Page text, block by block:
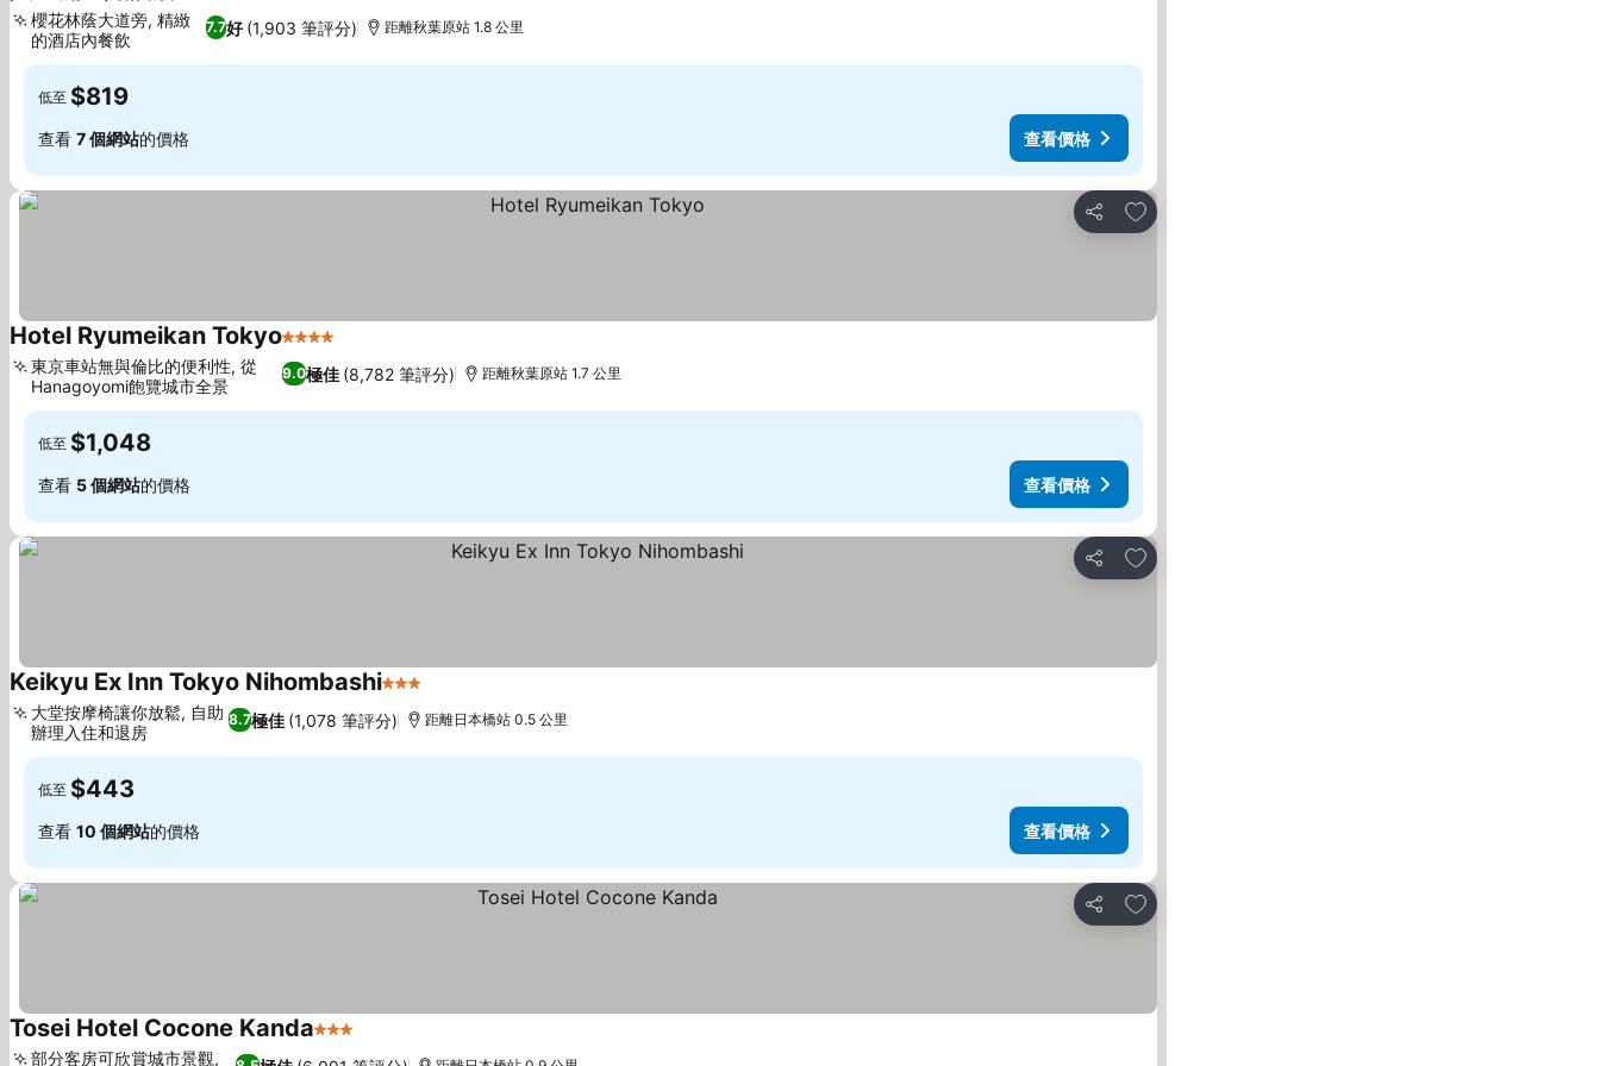
7.7好 (1,903 筆評分)
櫻花林蔭大道旁, 精緻
的酒店內餐飲
距離秋葉原站 1.8 公里
低至 $819
查看 7 個網站的價格 查看價格
分享
放到收藏夾
Hotel Ryumeikan Tokyo4 星級
9.0極佳 (8,782 筆評分)
東京車站無與倫比的便利性, 從
Hanagoyomi飽覽城市全景
距離秋葉原站 1.7 公里
低至 $1,048
查看 5 個網站的價格 查看價格
分享
放到收藏夾
Keikyu Ex Inn Tokyo Nihombashi3 星級
8.7極佳 (1,078 筆評分)
大堂按摩椅讓你放鬆, 自助
辦理入住和退房
距離日本橋站 0.5 公里
低至 $443
查看 10 個網站的價格 查看價格
分享
放到收藏夾
Tosei Hotel Cocone Kanda3 星級
部分客房可欣賞城市景觀,